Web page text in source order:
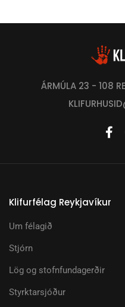
ÁRMÚLA 23 - 108
Klifurfélag Reykjavíkur
Um félagið
Stjórn
Lög og stofnfundagerðir
Styrktarsjóður